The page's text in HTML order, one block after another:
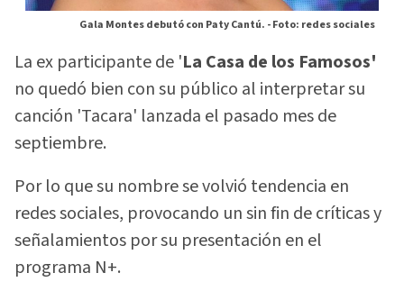
Gala Montes debutó con Paty Cantú. -Foto: redes sociales
La ex participante de 'La Casa de los Famosos'
no quedó bien con su público al interpretar su
canción 'Tacara' lanzada el pasado mes de
septiembre.
Por lo que su nombre se volvió tendencia en
redes sociales, provocando un sin fin de críticas y
señalamientos por su presentación en el
programa N+.